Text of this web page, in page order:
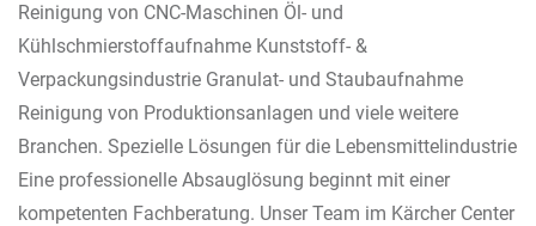
Reinigung von CNC-Maschinen Öl- und
Kühlschmierstoffaufnahme Kunststoff- &
Verpackungsindustrie Granulat- und Staubaufnahme
Reinigung von Produktionsanlagen und viele weitere
Branchen. Spezielle Lösungen für die Lebensmittelindustrie
Eine professionelle Absauglösung beginnt mit einer
kompetenten Fachberatung. Unser Team im Kärcher Center